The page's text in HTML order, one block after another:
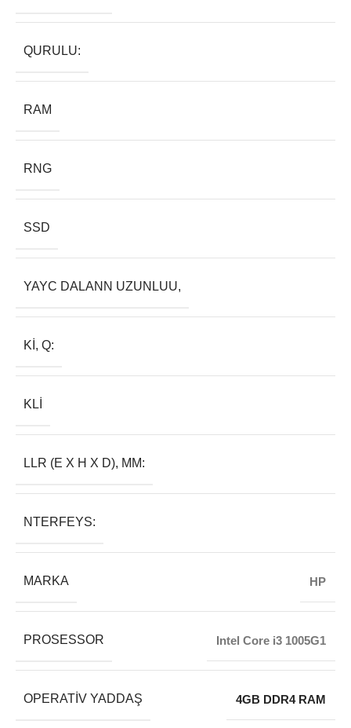
QURULU:
RAM
RNG
SSD
YAYC DALANN UZUNLUU,
KI, Q:
KLI
LLR (E X H X D), MM:
NTERFEYS:
MARKA HP
PROSESSOR Intel Core i3 1005G1
OPERATIV YADDAŞ 4GB DDR4 RAM